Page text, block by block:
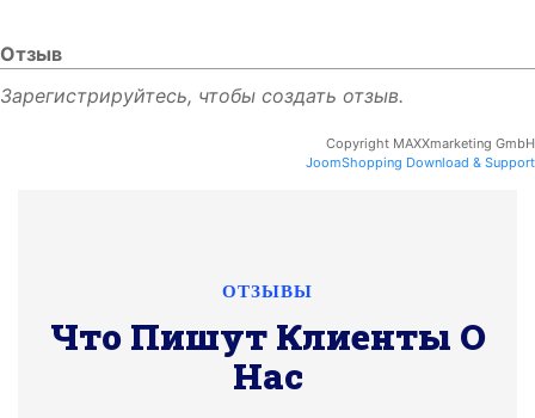
Отзыв
Зарегистрируйтесь, чтобы создать отзыв.
Copyright MAXXmarketing GmbH
JoomShopping Download & Support
ОТЗЫВЫ
Что Пишут Клиенты О
Нас